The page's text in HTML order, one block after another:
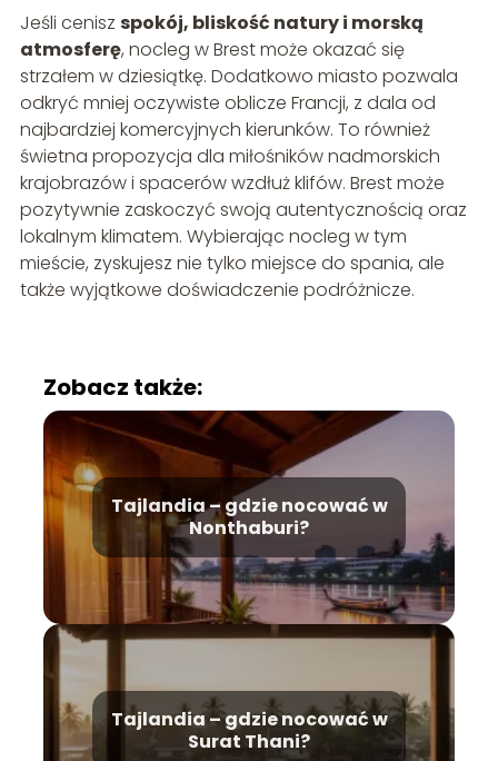
Jeśli cenisz spokój, bliskość natury i morską
atmosferę, nocleg w Brest może okazać się
strzałem w dziesiątkę. Dodatkowo miasto pozwala
odkryć mniej oczywiste oblicze Francji, z dala od
najbardziej komercyjnych kierunków. To również
świetna propozycja dla miłośników nadmorskich
krajobrazów i spacerów wzdłuż klifów. Brest może
pozytywnie zaskoczyć swoją autentycznością oraz
lokalnym klimatem. Wybierając nocleg w tym
mieście, zyskujesz nie tylko miejsce do spania, ale
także wyjątkowe doświadczenie podróżnicze.
Zobacz także:
Tajlandia – gdzie nocować w
Nonthaburi?
Tajlandia – gdzie nocować w
Surat Thani?